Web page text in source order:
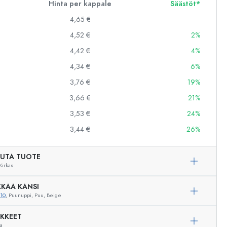
Hinta per kappale
Säästöt*
4,65 €
4,52 €
2%
4,42 €
4%
4,34 €
6%
3,76 €
19%
3,66 €
21%
3,53 €
24%
3,44 € 26%
TUOTE
Kirkas
KANSI
, Puunuppi, Puu, Beige